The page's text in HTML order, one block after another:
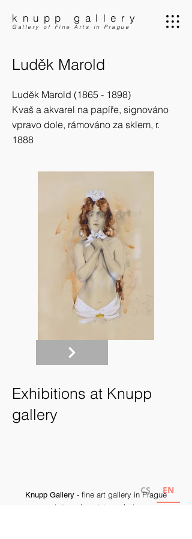
knupp gallery
Gallery of Fine Arts in Prague
Luděk Marold
Luděk Marold (1865 - 1898)
Kvaš a akvarel na papíře, signováno
vpravo dole, rámováno za sklem, r.
1888
Exhibitions at Knupp
gallery
Knupp Gallery - fine art gallery in Prague
paintings | sculptures | glass
CS EN